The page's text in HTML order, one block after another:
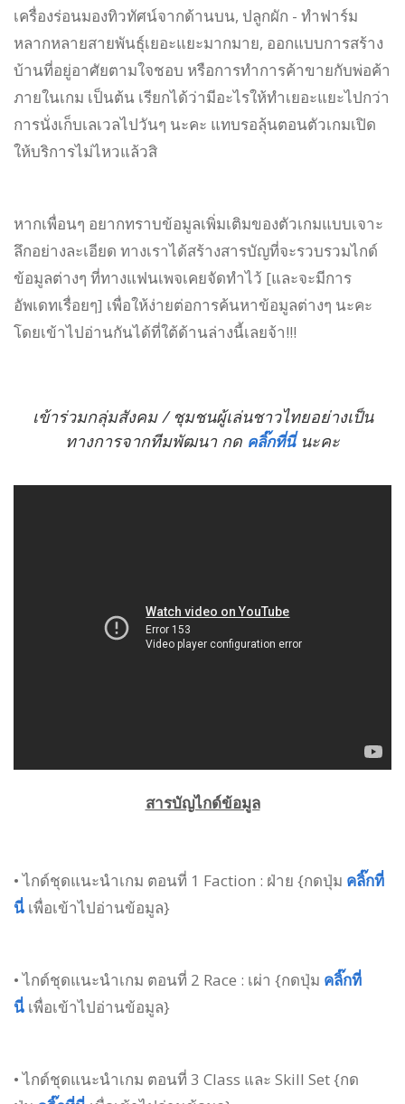
เครื่องร่อนมองทิวทัศน์จากด้านบน, ปลูกผัก - ทำฟาร์ม
หลากหลายสายพันธ์ุเยอะแยะมากมาย, ออกแบบการสร้าง
บ้านที่อยู่อาศัยตามใจชอบ หรือการทำการค้าขายกับพ่อค้า
ภายในเกม เป็นต้น เรียกได้ว่ามีอะไรให้ทำเยอะแยะไปกว่า
การนั่งเก็บเลเวลไปวันๆ นะคะ แทบรอลุ้นตอนตัวเกมเปิด
ให้บริการไม่ไหวแล้วสิ
หากเพื่อนๆ อยากทราบข้อมูลเพิ่มเติมของตัวเกมแบบเจาะ
ลึกอย่างละเอียด ทางเราได้สร้างสารบัญที่จะรวบรวมไกด์
ข้อมูลต่างๆ ที่ทางแฟนเพจเคยจัดทำไว้ [และจะมีการ
อัพเดทเรื่อยๆ] เพื่อให้ง่ายต่อการค้นหาข้อมูลต่างๆ นะคะ
โดยเข้าไปอ่านกันได้ที่ใต้ด้านล่างนี้เลยจ้า!!!
เข้าร่วมกลุ่มสังคม / ชุมชนผู้เล่นชาวไทยอย่างเป็น
ทางการจากทีมพัฒนา กด คลิ๊กที่นี่นะคะ
สารบัญไกด์ข้อมูล
• ไกด์ชุดแนะนำเกม ตอนที่ 1 Faction : ฝ่าย {กดปุ่ม คลิ๊กที่
นี่ เพื่อเข้าไปอ่านข้อมูล}
• ไกด์ชุดแนะนำเกม ตอนที่ 2 Race : เผ่า {กดปุ่ม คลิ๊กที่
นี่ เพื่อเข้าไปอ่านข้อมูล}
• ไกด์ชุดแนะนำเกม ตอนที่ 3 Class และ Skill Set {กด